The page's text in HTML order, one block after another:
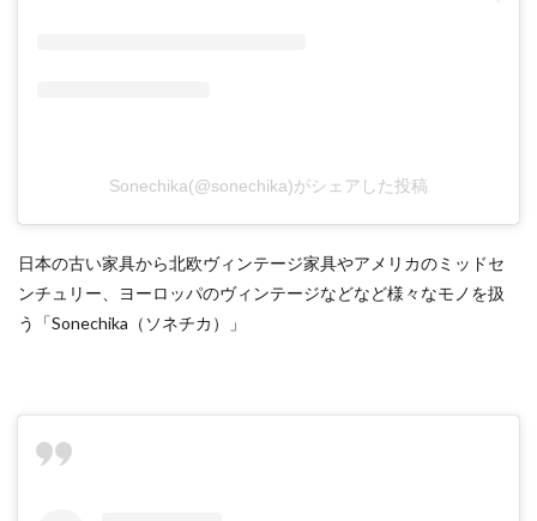
Sonechika(@sonechika)がシェアした投稿
日本の古い家具から北欧ヴィンテージ家具やアメリカのミッドセ
ンチュリー、ヨーロッパのヴィンテージなどなど様々なモノを扱
う「Sonechika（ソネチカ）」